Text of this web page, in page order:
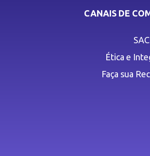
CANAIS DE
SAC
Ética e
Faça sua